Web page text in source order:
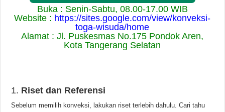
Buka : Senin-Sabtu, 08.00-17.00 WIB
Website : https://sites.google.com/view/konveksi-
toga-wisuda/home
Alamat : Jl. Puskesmas No.175 Pondok Aren,
Kota Tangerang Selatan
1. Riset dan Referensi
Sebelum memilih konveksi, lakukan riset terlebih dahulu. Cari tahu